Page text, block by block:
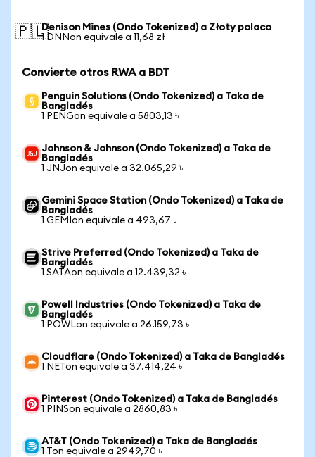
🇵🇱Denison Mines (Ondo Tokenized) a Złoty polaco
1 DNNon equivale a 11,68 zł
Convierte otros RWA a BDT
Penguin Solutions (Ondo Tokenized) a Taka de
Bangladés
1 PENGon equivale a 5803,13 ৳
Johnson & Johnson (Ondo Tokenized) a Taka de
Bangladés
1 JNJon equivale a 32.065,29 ৳
Gemini Space Station (Ondo Tokenized) a Taka de
Bangladés
1 GEMIon equivale a 493,67 ৳
Strive Preferred (Ondo Tokenized) a Taka de
Bangladés
1 SATAon equivale a 12.439,32 ৳
Powell Industries (Ondo Tokenized) a Taka de
Bangladés
1 POWLon equivale a 26.159,73 ৳
Cloudflare (Ondo Tokenized) a Taka de Bangladés
1 NETon equivale a 37.414,24 ৳
Pinterest (Ondo Tokenized) a Taka de Bangladés
1 PINSon equivale a 2860,83 ৳
AT&T (Ondo Tokenized) a Taka de Bangladés
1 Ton equivale a 2949,70 ৳